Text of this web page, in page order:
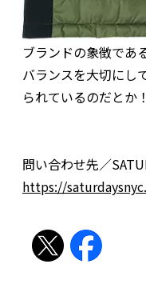
ブランドの象徴であ
バランスを大切にし
られているのだとか！
問い合わせ先／
https://